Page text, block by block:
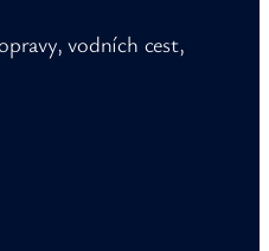
vodních cest,